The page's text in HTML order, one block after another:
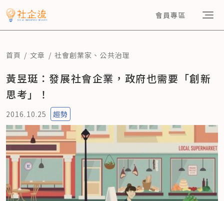
會員專區
首頁 文章 社會創業家 、 公共治理
黃昱珽：發展社會企業，政府也需要「創新
思考」！
2016.10.25 趨勢